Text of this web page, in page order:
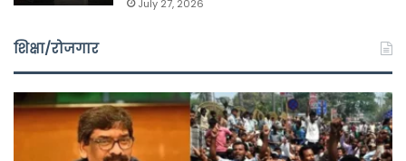
July 27, 2026
शिक्षा/रोजगार